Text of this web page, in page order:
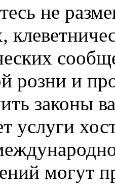
не
розни и
законы
услуги
могут